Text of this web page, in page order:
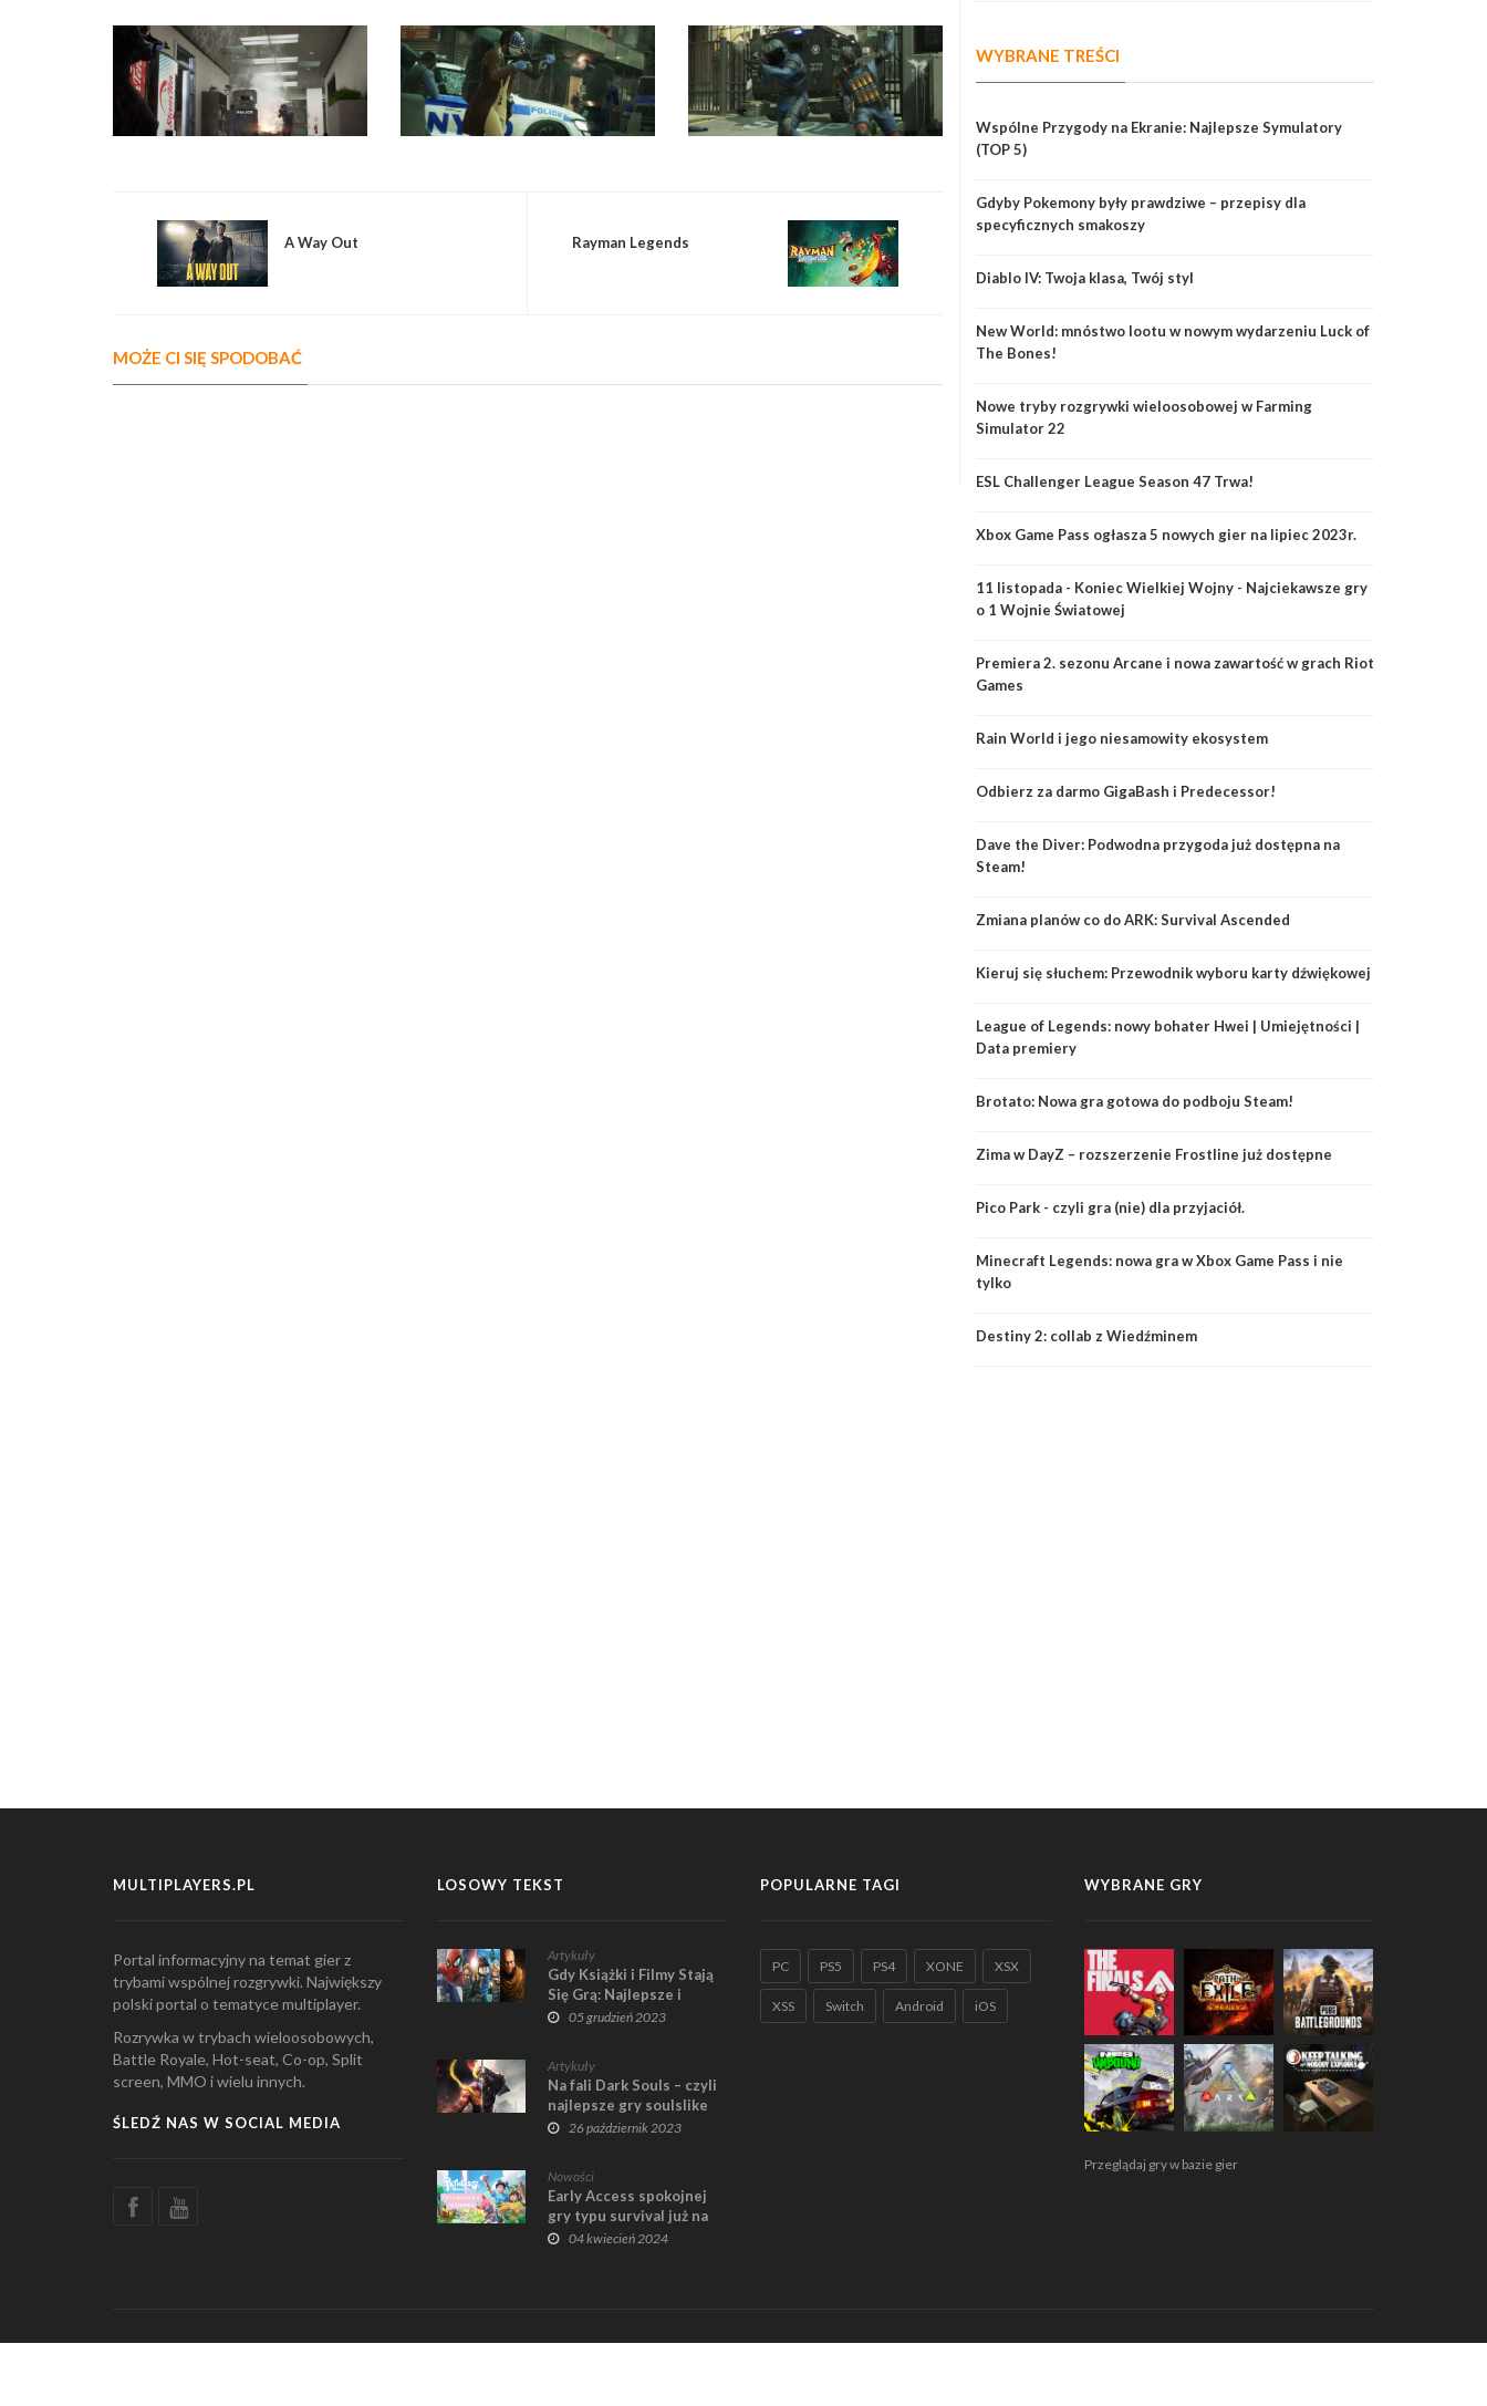
A Way Out Rayman Legends
MOŻE CI SIĘ SPODOBAĆ
WYBRANE TREŚCI
Wspólne Przygody na Ekranie: Najlepsze Symulatory
(TOP 5)
Gdyby Pokemony były prawdziwe – przepisy dla
specyficznych smakoszy
Diablo IV: Twoja klasa, Twój styl
New World: mnóstwo lootu w nowym wydarzeniu Luck of
The Bones!
Nowe tryby rozgrywki wieloosobowej w Farming
Simulator 22
ESL Challenger League Season 47 Trwa!
Xbox Game Pass ogłasza 5 nowych gier na lipiec 2023r.
11 listopada - Koniec Wielkiej Wojny - Najciekawsze gry
o 1 Wojnie Światowej
Premiera 2. sezonu Arcane i nowa zawartość w grach Riot
Games
Rain World i jego niesamowity ekosystem
Odbierz za darmo GigaBash i Predecessor!
Dave the Diver: Podwodna przygoda już dostępna na
Steam!
Zmiana planów co do ARK: Survival Ascended
Kieruj się słuchem: Przewodnik wyboru karty dźwiękowej
League of Legends: nowy bohater Hwei | Umiejętności |
Data premiery
Brotato: Nowa gra gotowa do podboju Steam!
Zima w DayZ – rozszerzenie Frostline już dostępne
Pico Park - czyli gra (nie) dla przyjaciół.
Minecraft Legends: nowa gra w Xbox Game Pass i nie
tylko
Destiny 2: collab z Wiedźminem
MULTIPLAYERS.PL
Portal informacyjny na temat gier z
trybami wspólnej rozgrywki. Największy
polski portal o tematyce multiplayer.
Rozrywka w trybach wieloosobowych,
Battle Royale, Hot-seat, Co-op, Split
screen, MMO i wielu innych.
ŚLEDŹ NAS W SOCIAL MEDIA
LOSOWY TEKST
Artykuły
Gdy Książki i Filmy Stają
Się Grą: Najlepsze i
Najgorsze Gry na
05 grudzień 2023
Artykuły
Na fali Dark Souls – czyli
najlepsze gry soulslike
nie od From Software
26 październik 2023
Nowości
Early Access spokojnej
gry typu survival już na
Steam! | Pathless Woods
04 kwiecień 2024
POPULARNE TAGI
PC PS5 PS4 XONE XSX
XSS Switch Android iOS
WYBRANE GRY
Przeglądaj gry w bazie gier